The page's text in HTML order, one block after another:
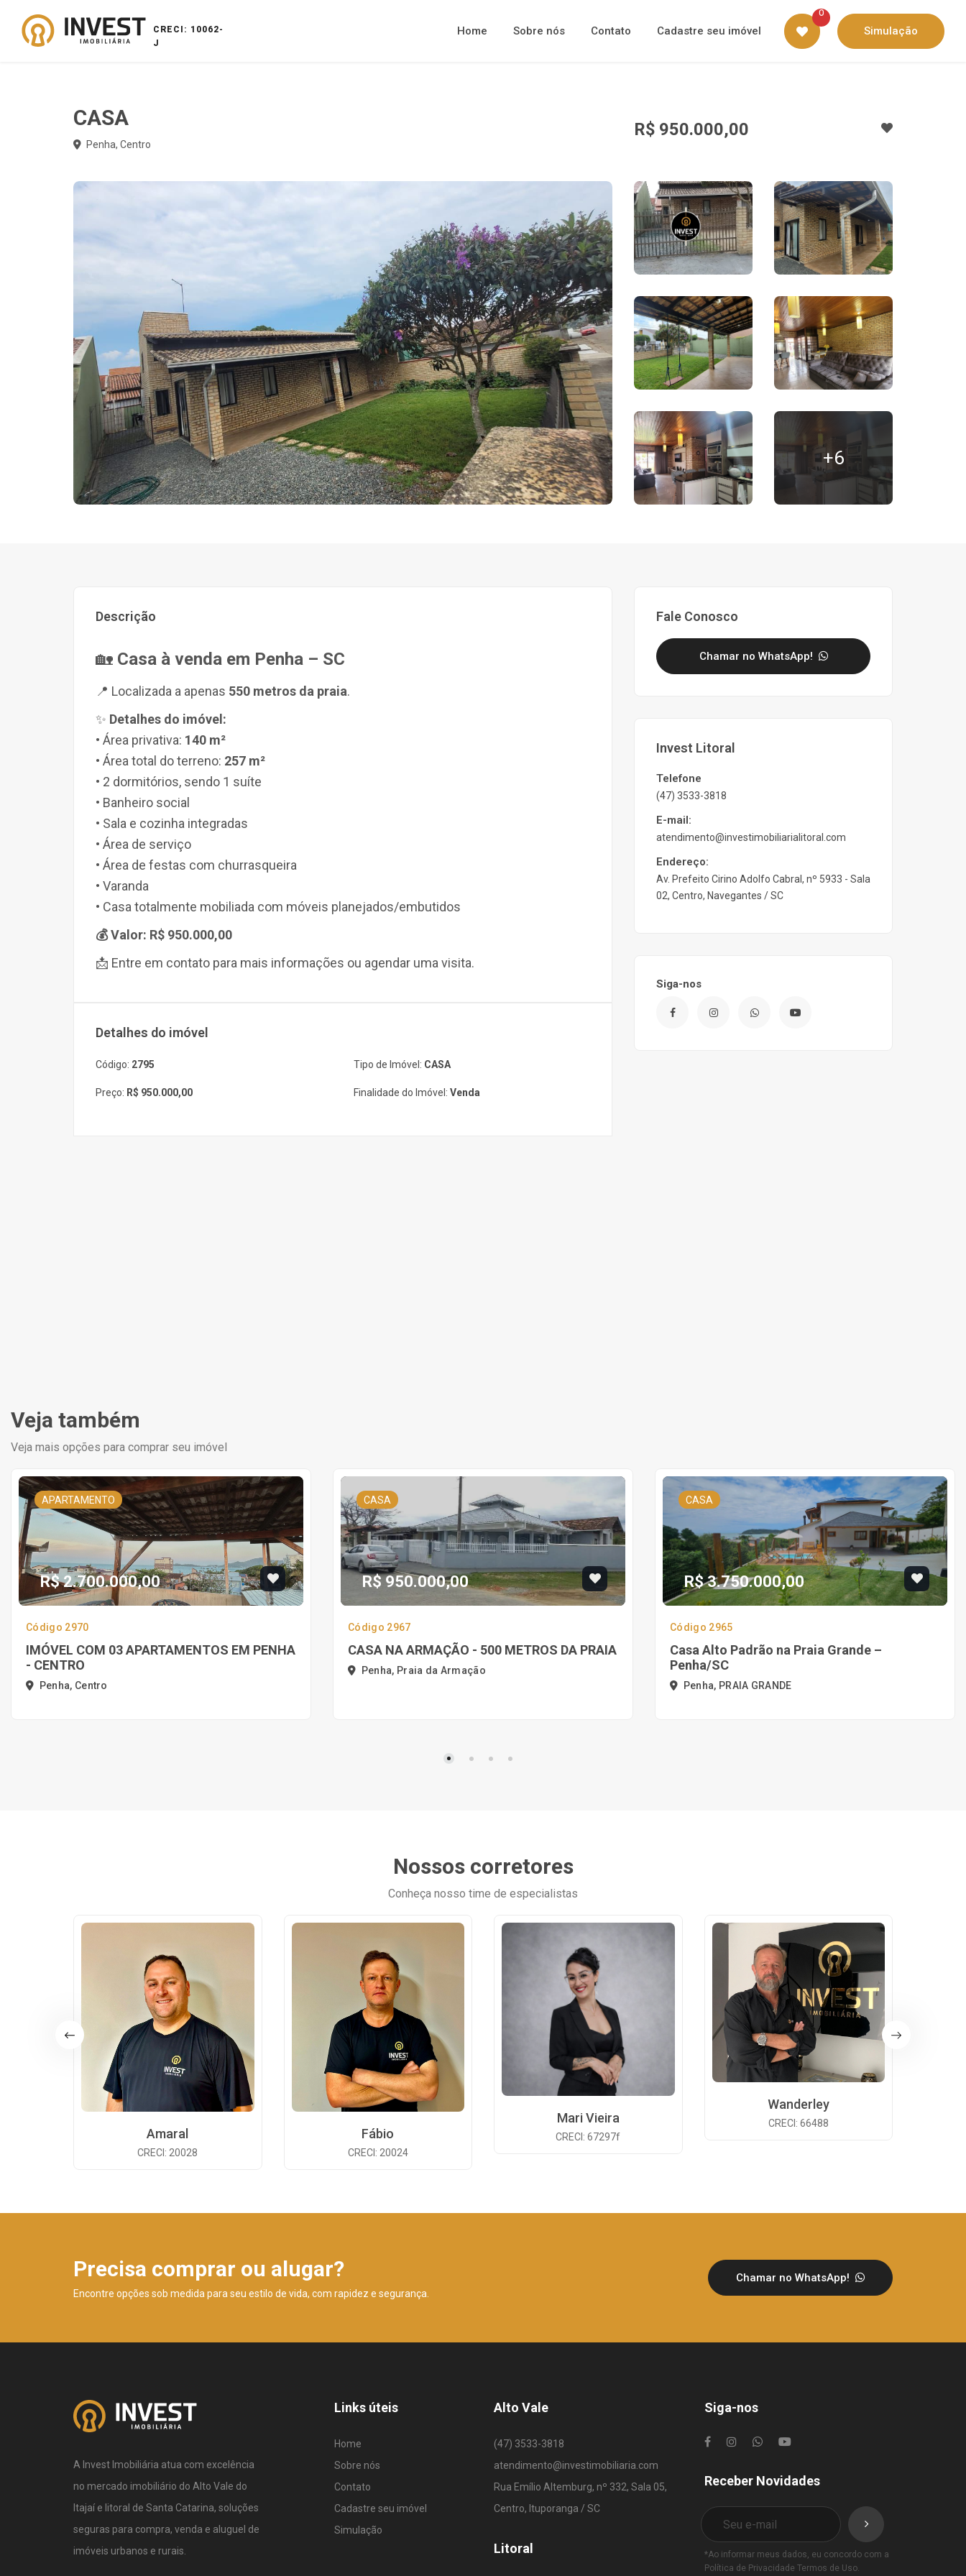
CRECI: 10062-
J
Home Sobre nós Contato Cadastre seu imóvel
0
Simulação
CASA
Penha, Centro
R$ 950.000,00
+6
Descrição
🏡 Casa à venda em Penha – SC
📍 Localizada a apenas 550 metros da praia.
✨ Detalhes do imóvel:
• Área privativa: 140 m²
• Área total do terreno: 257 m²
• 2 dormitórios, sendo 1 suíte
• Banheiro social
• Sala e cozinha integradas
• Área de serviço
• Área de festas com churrasqueira
• Varanda
• Casa totalmente mobiliada com móveis planejados/embutidos
💰 Valor: R$ 950.000,00
📩 Entre em contato para mais informações ou agendar uma visita.
Detalhes do imóvel
Código: 2795
Preço: R$ 950.000,00
Tipo de Imóvel: CASA
Finalidade do Imóvel: Venda
Fale Conosco
Chamar no WhatsApp!
Invest Litoral
Telefone
(47) 3533-3818
E-mail:
atendimento@investimobiliarialitoral.com
Endereço:
Av. Prefeito Cirino Adolfo Cabral, nº 5933 - Sala
02, Centro, Navegantes / SC
Siga-nos
Veja também
Veja mais opções para comprar seu imóvel
APARTAMENTO
R$ 2.700.000,00
Código 2970
IMÓVEL COM 03 APARTAMENTOS EM PENHA
- CENTRO
Penha, Centro
CASA
R$ 950.000,00
Código 2967
CASA NA ARMAÇÃO - 500 METROS DA PRAIA
Penha, Praia da Armação
CASA
R$ 3.750.000,00
Código 2965
Casa Alto Padrão na Praia Grande –
Penha/SC
Penha, PRAIA GRANDE
Nossos corretores
Conheça nosso time de especialistas
Amaral
CRECI: 20028
Fábio
CRECI: 20024
Mari Vieira
CRECI: 67297f
Wanderley
CRECI: 66488
Precisa comprar ou alugar?
Encontre opções sob medida para seu estilo de vida, com rapidez e segurança.
Chamar no WhatsApp!
A Invest Imobiliária atua com excelência
no mercado imobiliário do Alto Vale do
Itajaí e litoral de Santa Catarina, soluções
seguras para compra, venda e aluguel de
imóveis urbanos e rurais.
Links úteis
Home
Sobre nós
Contato
Cadastre seu imóvel
Simulação
Alto Vale
(47) 3533-3818
atendimento@investimobiliaria.com
Rua Emílio Altemburg, nº 332, Sala 05,
Centro, Ituporanga / SC
Litoral
Siga-nos
Receber Novidades
*Ao informar meus dados, eu concordo com a
Política de Privacidade Termos de Uso.